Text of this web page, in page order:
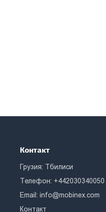
Контакт
Грузия: Тбилиси
Телефон: +442030340050
Email:info@mobinex.com
Контакт